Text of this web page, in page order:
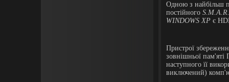
Одною з найбільш
постійного S.M.A.R.
WINDOWS XP є
Пристрої
зовнішньої
наступного її
виключений)